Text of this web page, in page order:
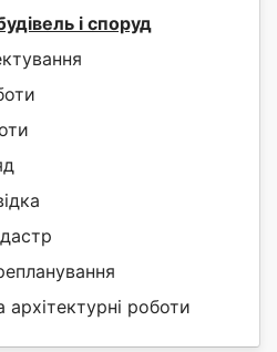
і споруд
архітектурні роботи